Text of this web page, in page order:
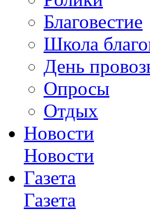
Благовестие
Школа
День
Опросы
Отдых
Новости
Новости
Газета
Газета